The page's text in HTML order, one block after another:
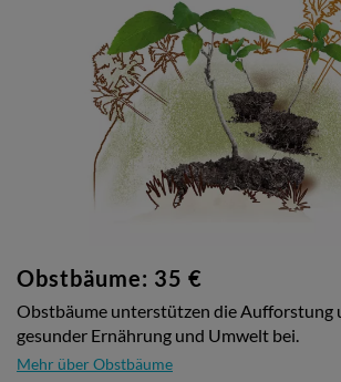
Obstbäume: 35 €
Obstbäume unterstützen die Aufforstung
gesunder Ernährung und Umwelt bei.
Mehr über Obstbäume